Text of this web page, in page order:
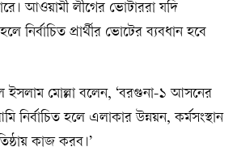
আওয়ামী লীগের ভোটাররা যদি
নির্বাচিত প্রার্থীর ভোটের ব্যবধান হবে
ইসলাম মোল্লা বলেন, ‘বরগুনা-১ আসনের
নির্বাচিত হলে এলাকার উন্নয়ন, কর্মসংস্থান
কাজ করব।’